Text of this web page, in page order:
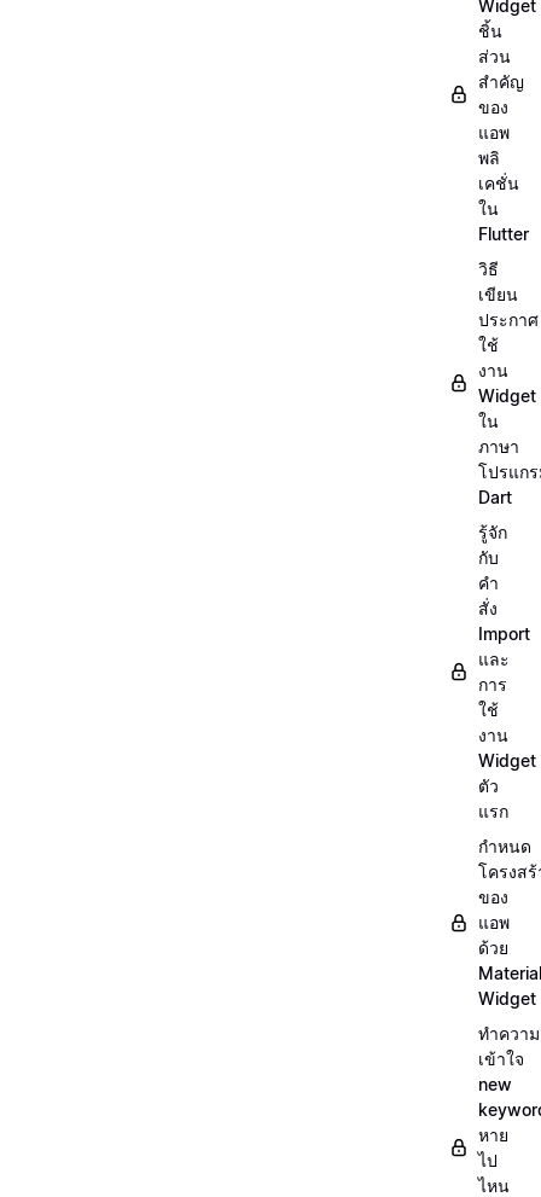
Widget
ชิ้น
ส่วน
สำคัญ
ของ
แอพ
พลิ
เคชั่น
ใน
Flutter
วิธี
เขียน
ประกาศ
ใช้
งาน
Widget
ใน
ภาษา
โปรแก
Dart
รู้จัก
กับ
คำ
สั่ง
Import
และ
การ
ใช้
งาน
Widget
ตัว
แรก
กำหนด
โครงสร้
ของ
แอพ
ด้วย
Widget
ทำความ
เข้าใจ
new
หาย
ไป
ไหน